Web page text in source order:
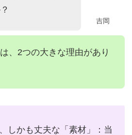
吉岡
、2つの大きな理由があり
しかも丈夫な「素材」：当